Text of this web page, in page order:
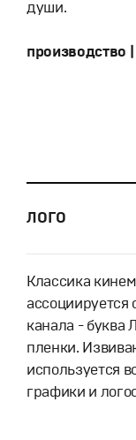
души.
производство |
ЛОГО
Классика
ассоциируется
канала - буква
пленки.
используется
графики и